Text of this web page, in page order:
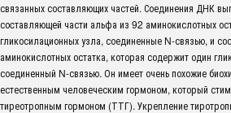
связанных составляющих частей. Соединения ДНК
соcтавляющей части альфа из 92 аминокислотных
гликосилационных узла, соединенные N-связью, и
аминокислотных остатка, которая содержит один
соединенный N-связью. Он имеет очень похожие
естественным человеческим гормоном, который
тиреотропным гормоном (ТТГ). Укрепление